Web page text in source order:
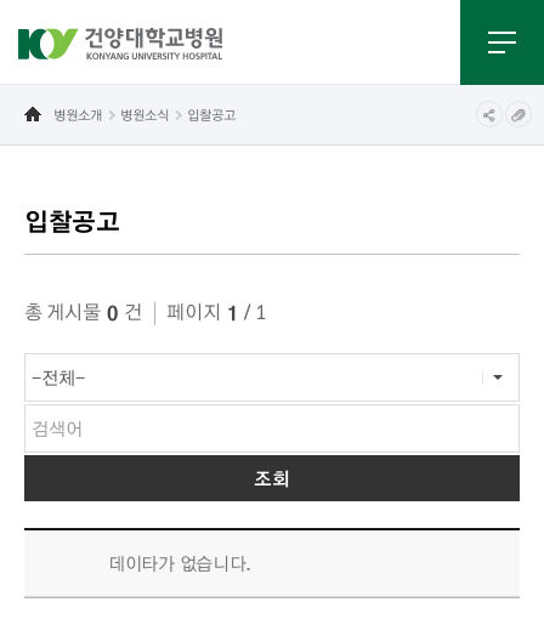
병원소개 병원소식 입찰공고
입찰공고
총 게시물 0 건 페이지 1 / 1
입찰공고 목록
데이타가 없습니다.